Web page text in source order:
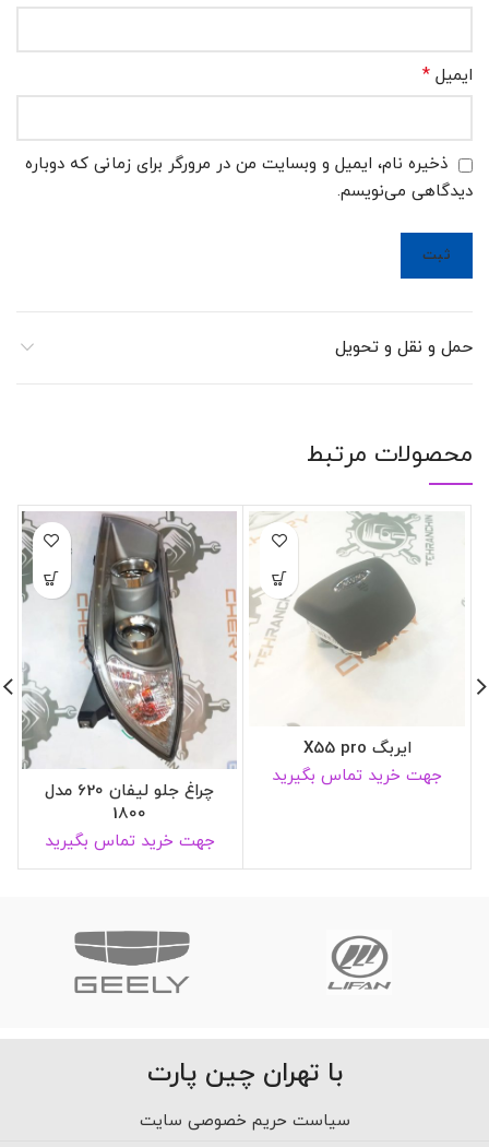
ایمیل *
ذخیره نام، ایمیل و وبسایت من در مرورگر برای زمانی که دوباره
دیدگاهی می‌نویسم.
حمل و نقل و تحویل
محصولات مرتبط
ایربگ X55 pro
جهت خرید تماس بگیرید
چراغ جلو لیفان 620 مدل
1800
جهت خرید تماس بگیرید
با تهران چین پارت
سیاست حریم خصوصی سایت